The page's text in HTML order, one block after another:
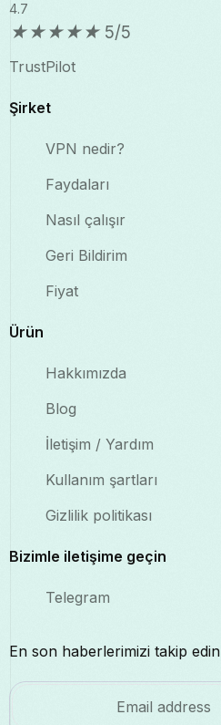
4.7
★★★★★ 5/5
TrustPilot
Şirket
VPN nedir?
Faydaları
Nasıl çalışır
Geri Bildirim
Fiyat
Ürün
Hakkımızda
Blog
İletişim / Yardım
Kullanım şartları
Gizlilik politikası
Bizimle iletişime geçin
Telegram
En son haberlerimizi takip edin